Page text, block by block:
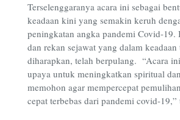
Terselenggaranya acara ini sebagai
keadaan kini yang semakin keruh
peningkatan angka pandemi Covid-19.
dan rekan sejawat yang dalam
diharapkan, telah berpulang. “Acara
upaya untuk meningkatkan spiritual
memohon agar mempercepat
cepat terbebas dari pandemi covid-19,”